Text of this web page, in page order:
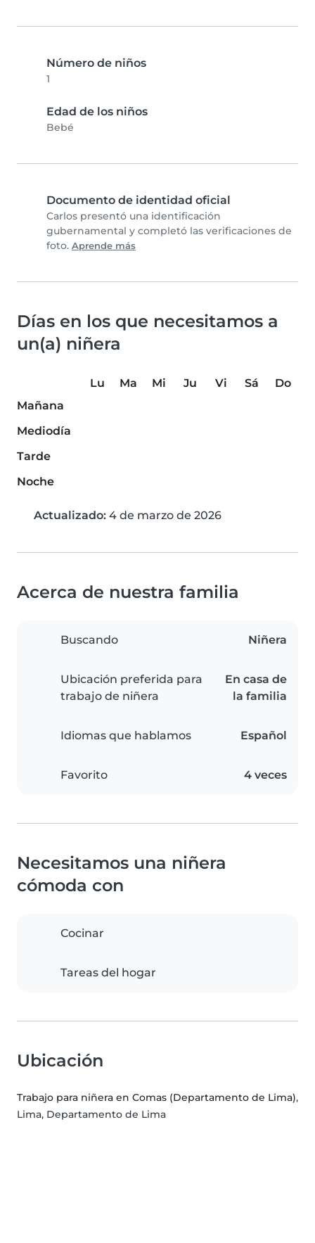
Número de niños
1
Edad de los niños
Bebé
Documento de identidad oficial
Carlos presentó una identificación
gubernamental y completó las verificaciones de
foto. Aprende más
Días en los que necesitamos a
un(a) niñera
Lu Ma Mi Ju Vi Sá
Do
Mañana
Mediodía
Tarde
Noche
Actualizado: 4 de marzo de 2026
Acerca de nuestra familia
Buscando Niñera
Ubicación preferida para
trabajo de niñera
En casa de
la familia
Idiomas que hablamos Español
Favorito 4 veces
Necesitamos una niñera
cómoda con
Cocinar
Tareas del hogar
Ubicación
Trabajo para niñera en Comas (Departamento de Lima),
Lima, Departamento de Lima